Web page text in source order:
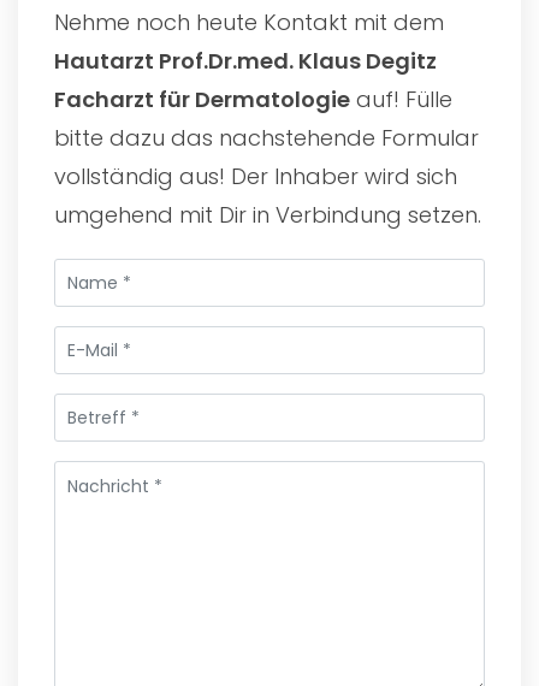
Nehme noch heute Kontakt mit dem
Hautarzt Prof.Dr.med. Klaus Degitz
Facharzt für Dermatologie auf! Fülle
bitte dazu das nachstehende Formular
vollständig aus! Der Inhaber wird sich
umgehend mit Dir in Verbindung setzen.